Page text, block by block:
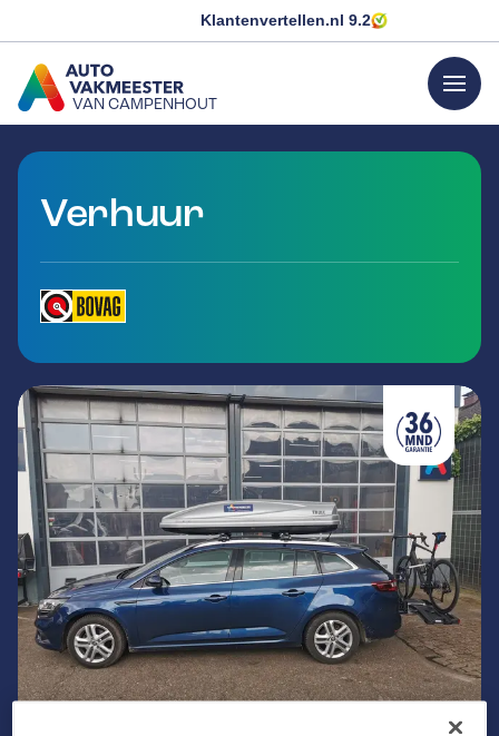
Klantenvertellen.nl 9.2
VAN CAMPENHOUT
GA NAAR DE HOMEPAGINA
menu
Verhuur